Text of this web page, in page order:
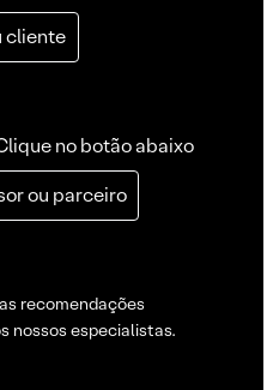
cliente
no botão abaixo
ou parceiro
recomendações
nossos especialistas.